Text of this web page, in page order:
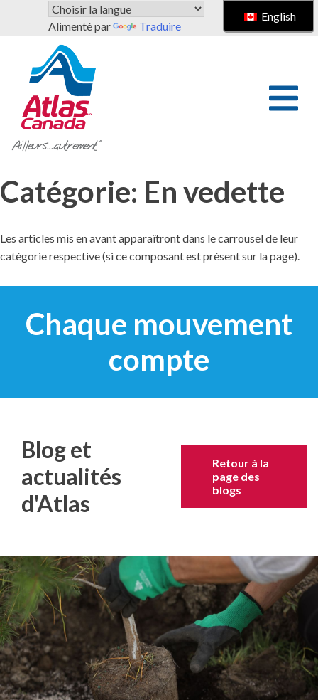
Passer au contenu principal
Alimenté par
Traduire
English
Catégorie: En vedette
Les articles mis en avant apparaîtront dans le carrousel de leur
catégorie respective (si ce composant est présent sur la page).
Chaque mouvement
compte
Blog et
actualités
d'Atlas
Retour à la
page des
blogs